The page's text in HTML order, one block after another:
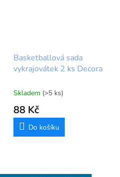
Basketballová sada
vykrajovátek 2 ks Decora
Skladem (>5 ks)
88 Kč
Do košíku